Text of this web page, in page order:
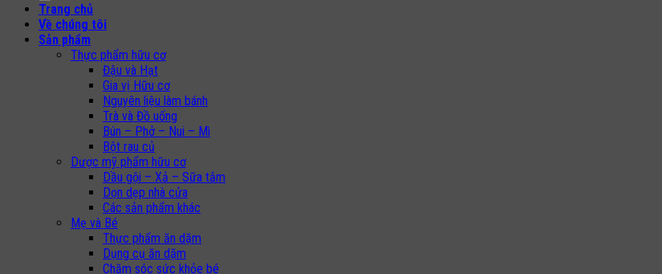
Trang chủ
Về chúng tôi
Sản phẩm
Thực phẩm hữu cơ
Đậu và Hạt
Gia vị Hữu cơ
Nguyên liệu làm bánh
Trà và Đồ uống
Bún – Phở – Nui – Mì
Bột rau củ
Dược mỹ phẩm hữu cơ
Dầu gội – Xả – Sữa tắm
Dọn dẹp nhà cửa
Các sản phẩm khác
Mẹ và Bé
Thực phẩm ăn dặm
Dụng cụ ăn dặm
Chăm sóc sức khỏe bé